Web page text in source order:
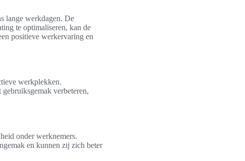
lange werkdagen. De
te optimaliseren, kan de
positieve werkervaring en
werkplekken.
verbeteren,
onder werknemers.
en kunnen zij zich beter